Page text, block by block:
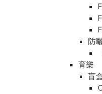
防
育樂
盲